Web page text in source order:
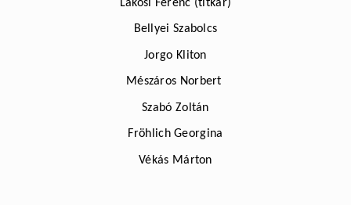
Lakosi Ferenc (titkár)
Bellyei Szabolcs
Jorgo Kliton
Mészáros Norbert
Szabó Zoltán
Fröhlich Georgina
Vékás Márton